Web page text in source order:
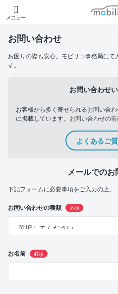
メニュー
モ
お問い合わせ
お困りの際も安心。モビリコ事務局に
す。
お問い合わせ
お客様から多く寄せられるお問い合
に掲載しています。お問い合わせの前
よくあるご
メールでの
下記フォームに必要事項をご入力の上、
お問い合わせの種類 必須
お名前 必須